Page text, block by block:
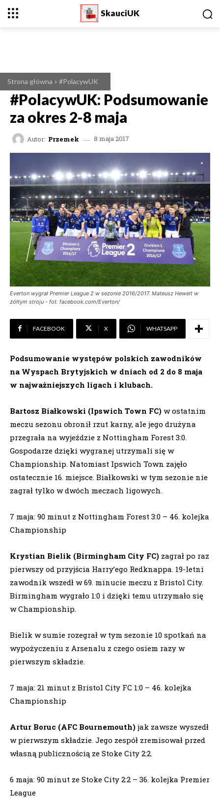
SkauciUK
Strona główna #PolacywUK
#PolacywUK: Podsumowanie
za okres 2-8 maja
Autor: Przemek 8 maja 2017
Everton wygrał Premier League 2 w sezonie 2016/2017. Mateusz Hewelt w
żółtym stroju - fot. facebook.com/Everton/
FACEBOOK X WHATSAPP
Podsumowanie występów polskich zawodników
na Wyspach Brytyjskich w dniach od 2 do 8 maja
w najważniejszych ligach i klubach.
Bartosz Białkowski (Ipswich Town FC) w ostatnim
meczu sezonu obronił rzut karny, ale jego drużyna
przegrała na wyjeździe z Nottingham Forest 3:0.
Gospodarze dzięki wygranej utrzymali się w
Championship. Natomiast Ipswich Town zajęło
ostatecznie 16. miejsce. Białkowski w tym sezonie nie
zagrał tylko w dwóch meczach ligowych.
7 maja: 90 minut z Nottingham Forest 3:0 – 46. kolejka
Championship
Krystian Bielik (Birmingham City FC) zagrał po raz
pierwszy od przyjścia Harry’ego Redknappa. 19-letni
zawodnik wszedł w 69. minucie meczu z Bristol City.
Birmingham wygrało 1:0 i dzięki temu utrzymało się
w Championship.
Bielik w sumie rozegrał w tym sezonie 10 spotkań na
wypożyczeniu z Arsenalu z czego osiem razy w
pierwszym składzie.
7 maja: 21 minut z Bristol City FC 1:0 – 46. kolejka
Championship
Artur Boruc (AFC Bournemouth) jak zawsze wyszedł
w pierwszym składzie. Jego zespół zremisował przed
własną publicznością ze Stoke City 2:2.
6 maja: 90 minut ze Stoke City 2:2 – 36. kolejka Premier
League